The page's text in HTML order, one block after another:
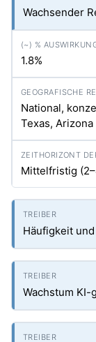
Wachsender
1.8%
National,
Texas, Arizona
Mittelfristig
Häufigkeit
Wachstum